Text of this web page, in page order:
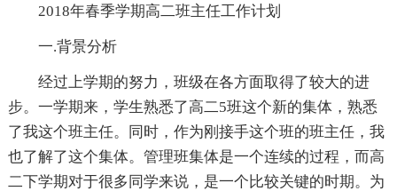
2018年春季学期高二班主任工作计划
一.背景分析
经过上学期的努力，班级在各方面取得了较大的进
步。一学期来，学生熟悉了高二5班这个新的集体，熟悉
了我这个班主任。同时，作为刚接手这个班的班主任，我
也了解了这个集体。管理班集体是一个连续的过程，而高
二下学期对于很多同学来说，是一个比较关键的时期。为